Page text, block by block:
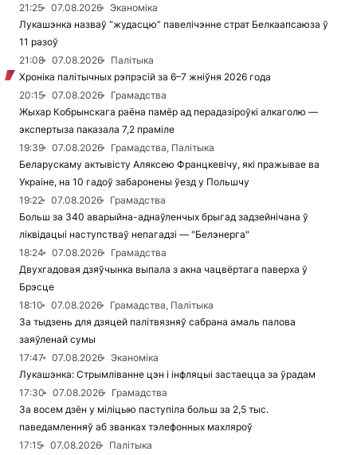
21:25 07.08.2026
Эканоміка
Лукашэнка назваў “жудасцю” павелічэнне страт Белкаапсаюза ў
11 разоў
21:08
07.08.2026
Палітыка
Хроніка палітычных рэпрэсій за 6–7 жніўня 2026 года
20:15
07.08.2026
Грамадства
Жыхар Кобрынскага раёна памёр ад перадазіроўкі алкаголю —
экспертыза паказала 7,2 праміле
19:39
07.08.2026
Грамадства, Палітыка
Беларускаму актывісту Аляксею Францкевічу, які пражывае ва
Украіне, на 10 гадоў забаронены ўезд у Польшчу
19:22
07.08.2026
Грамадства
Больш за 340 аварыйна-аднаўленчых брыгад задзейнічана ў
ліквідацыі наступстваў непагадзі — "Белэнерга"
18:24
07.08.2026
Грамадства
Двухгадовая дзяўчынка выпала з акна чацвёртага паверха ў
Брэсце
18:10
07.08.2026
Грамадства, Палітыка
За тыдзень для дзяцей палітвязняў сабрана амаль палова
заяўленай сумы
17:47
07.08.2026
Эканоміка
Лукашэнка: Стрымліванне цэн і інфляцыі застаецца за ўрадам
17:30
07.08.2026
Грамадства
За восем дзён у міліцыю паступіла больш за 2,5 тыс.
паведамленняў аб званках тэлефонных махляроў
17:15
07.08.2026
Палітыка